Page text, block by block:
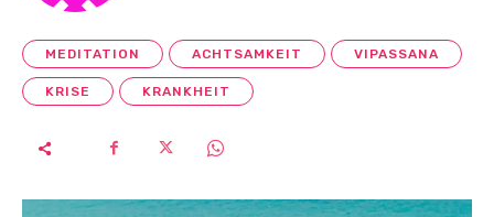
MEDITATION ACHTSAMKEIT VIPASSANA
KRISE KRANKHEIT